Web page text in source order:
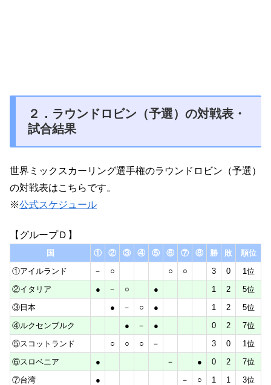
２．ラウンドロビン（予選）の対戦表・
試合結果
世界ミックスカーリング選手権のラウンドロビン（予選）
の対戦表はこちらです。
※公式スケジュール
【グループＤ】
国 ① ② ③ ④ ⑤ ⑥ ⑦ ⑧ 勝 敗
順位
①アイルランド
－ ○ ○ ○ 3 0
1位
②イタリア
● － ○ ● 1 2
5位
③日本
● － ○ ● 1 2
5位
④ルクセンブルク
● － ● 0 2
7位
⑤スコットランド
○ ○ ○ － 3 0
1位
⑥スロベニア
● － ● 0 2
7位
⑦台湾
● － ○ 1 1
3位